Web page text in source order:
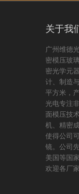
关于我
广州维德
密模压玻
密光学元
计、制造
平方米，
光电专注
面模压技
机、精密
使得公司
镜。公司
美国等国
欢迎各厂